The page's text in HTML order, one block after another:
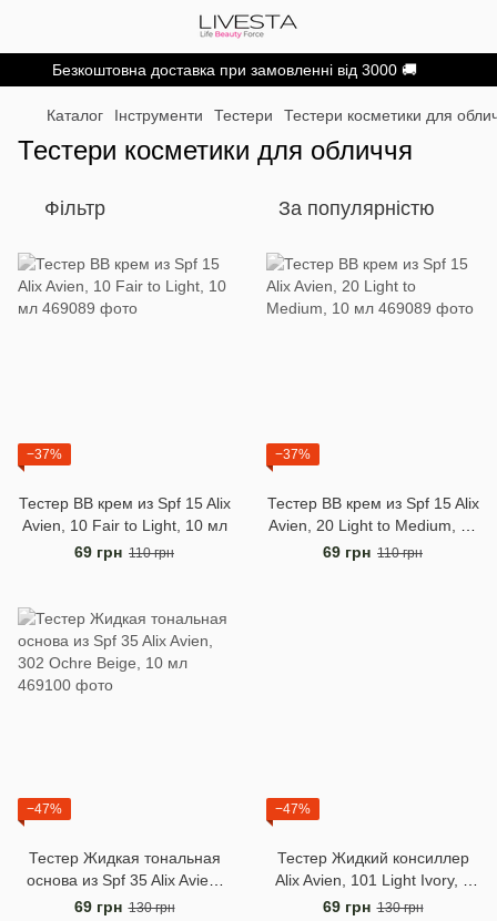
Безкоштовна доставка при замовленні від 3000 🚚
Каталог Інструменти Тестери Тестери косметики для
Тестери косметики для обличчя
Фільтр За популярністю
−37%
Тестер BB крем из Spf 15 Alix
Avien, 10 Fair to Light, 10 мл
69 грн 110 грн
−37%
Тестер BB крем из Spf 15 Alix
Avien, 20 Light to Medium, 10
мл
69 грн 110 грн
−47%
Тестер Жидкая тональная
основа из Spf 35 Alix Avien,
302 Ochre Beige, 10 мл
69 грн 130 грн
−47%
Тестер Жидкий консиллер
Alix Avien, 101 Light Ivory, 3
мл
69 грн 130 грн